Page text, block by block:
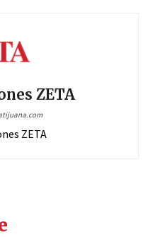
ZETA
ZETA